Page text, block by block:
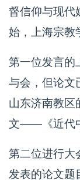
督信仰与现代
始，上海宗教
第一位发言的
与会，但论文
山东济南教区
文——《近代
第二位进行大
发表的论文